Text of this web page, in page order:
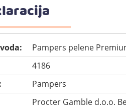
Pampers pelene
4186
Pampers
Procter Gamble d.o.o.